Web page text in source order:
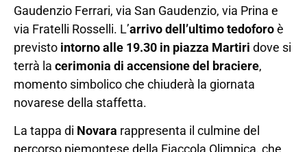
Gaudenzio Ferrari, via San Gaudenzio, via Prina e
via Fratelli Rosselli. L’arrivo dell’ultimo tedoforoè
previsto intorno alle 19.30 in piazza Martiri dove si
terrà la cerimonia di accensione del braciere,
momento simbolico che chiuderà la giornata
novarese della staffetta.
La tappa di Novara rappresenta il culmine del
percorso piemontese della Fiaccola Olimpica, che